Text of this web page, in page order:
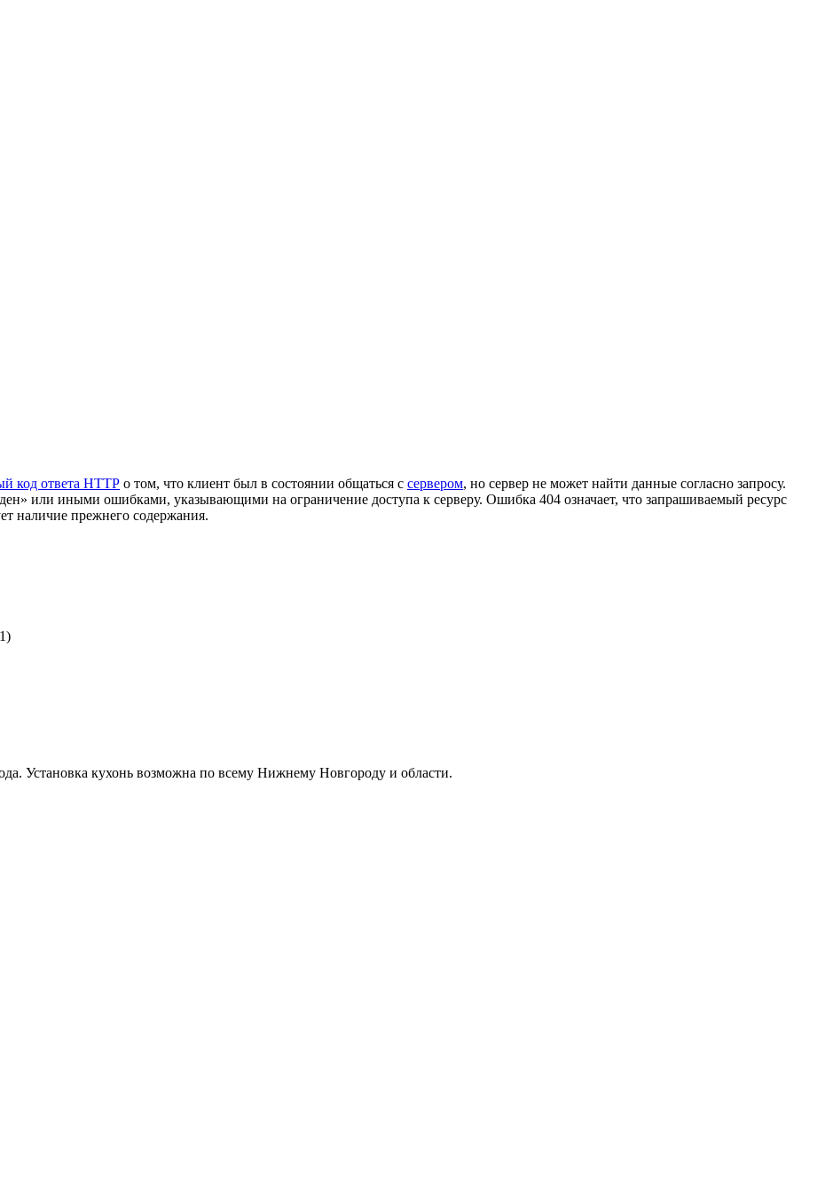
код ответа HTTP о том, что клиент был в состоянии общаться с сервером, но сервер не может найти данные согласно запросу.
или иными ошибками, указывающими на ограничение доступа к серверу. Ошибка 404 означает, что запрашиваемый ресурс
наличие прежнего содержания.
Установка кухонь возможна по всему Нижнему Новгороду и области.